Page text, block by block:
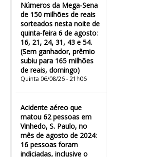
Números da Mega-Sena
de 150 milhões de reais
sorteados nesta noite de
quinta-feira 6 de agosto:
16, 21, 24, 31, 43 e 54.
(Sem ganhador, prêmio
subiu para 165 milhões
de reais, domingo)
Quinta 06/08/26 - 21h06
Acidente aéreo que
matou 62 pessoas em
Vinhedo, S. Paulo, no
mês de agosto de 2024:
16 pessoas foram
indiciadas, inclusive o